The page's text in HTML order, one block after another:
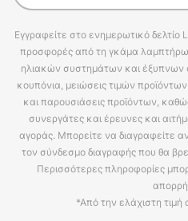
Εγγραφείτε στο ενημερωτικό δελτίο
προσφορές από τη γκάμα
ηλιακών συστημάτων και έξυπνων
κουπόνια, μειώσεις τιμών
και παρουσιάσεις προϊόντων,
συνεργάτες και έρευνες και
αγοράς. Μπορείτε να διαγραφείτε
τον σύνδεσμο διαγραφής που θα
Περισσότερες πληροφορίες
*Από την ελάχιστη